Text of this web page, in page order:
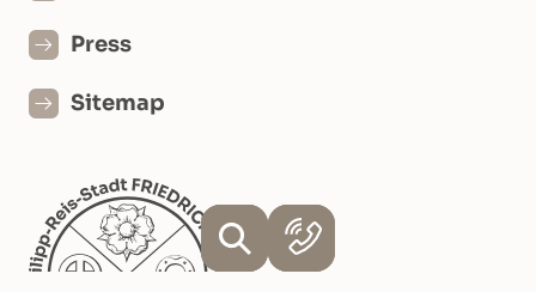
Press
Sitemap